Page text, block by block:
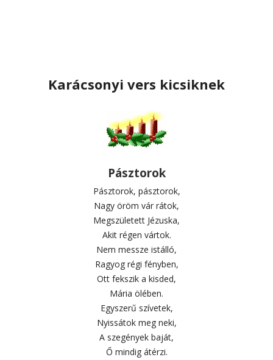
Karácsonyi vers kicsiknek
Pásztorok
Pásztorok, pásztorok,
Nagy öröm vár rátok,
Megszületett Jézuska,
Akit régen vártok.
Nem messze istálló,
Ragyog régi fényben,
Ott fekszik a kisded,
Mária ölében.
Egyszerű szívetek,
Nyissátok meg neki,
A szegények baját,
Ő mindig átérzi.